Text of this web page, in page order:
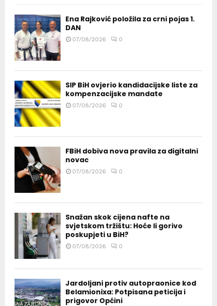
Ena Rajković položila za crni pojas 1.
DAN
07/08/2026 0
SIP BiH ovjerio kandidacijske liste za
kompenzacijske mandate
07/08/2026 0
FBiH dobiva nova pravila za digitalni
novac
07/08/2026 0
Snažan skok cijena nafte na
svjetskom tržištu: Hoće li gorivo
poskupjeti u BiH?
07/08/2026 0
Jardoljani protiv autopraonice kod
Belamionixa: Potpisana peticija i
prigovor Općini